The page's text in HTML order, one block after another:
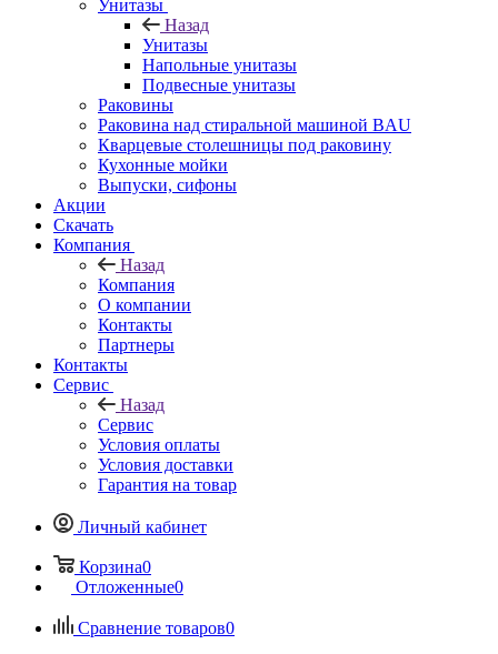
Унитазы
Назад
Унитазы
Напольные унитазы
Подвесные унитазы
Раковины
Раковина над стиральной машиной BAU
Кварцевые столешницы под раковину
Кухонные мойки
Выпуски, сифоны
Акции
Скачать
Компания
Назад
Компания
О компании
Контакты
Партнеры
Контакты
Сервис
Назад
Сервис
Условия оплаты
Условия доставки
Гарантия на товар
Личный кабинет
Корзина0
Отложенные0
Сравнение товаров0